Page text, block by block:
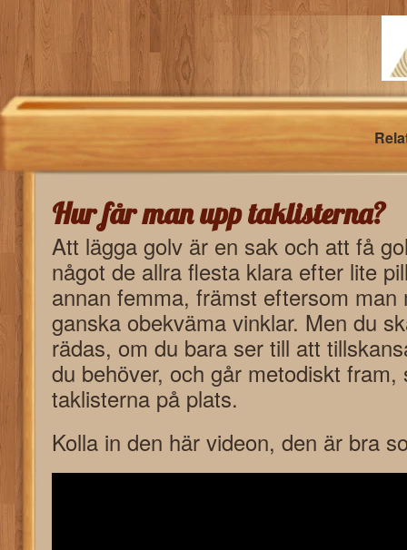
Hur får man upp taklisterna?
Att lägga golv är en sak och att få
något de allra flesta klara efter lite
annan femma, främst eftersom man
ganska obekväma vinklar. Men du
rädas, om du bara ser till att
du behöver, och går metodiskt fram,
taklisterna på plats.
Kolla in den här videon, den är bra